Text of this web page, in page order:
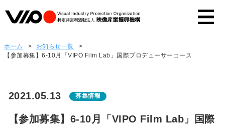
ホーム > お知らせ一覧
>
【参加募集】6-10月「VIPO Film Lab」国際プロデューサーコース
2021.05.13 募集情報
【参加募集】6-10月「VIPO Film Lab」国際